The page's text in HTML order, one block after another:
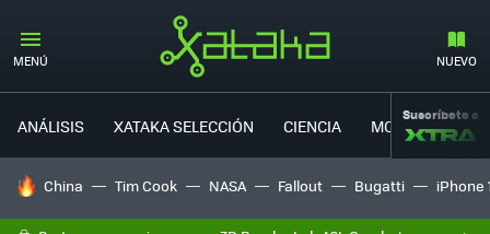
MENÚ NUEVO
ANÁLISIS XATAKA SELECCIÓN CIENCIA MOVILIDAD
Suscríbete a
HOY SE HABLA DE
China Tim Cook NASA Fallout Bugatti iPhone